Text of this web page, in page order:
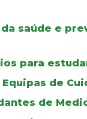
saúde e
para
de
de